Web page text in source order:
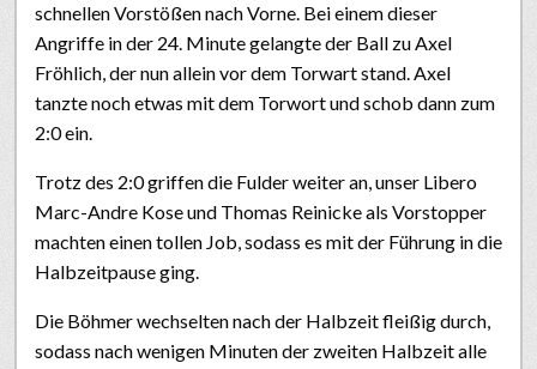
schnellen Vorstößen nach Vorne. Bei einem dieser
Angriffe in der 24. Minute gelangte der Ball zu Axel
Fröhlich, der nun allein vor dem Torwart stand. Axel
tanzte noch etwas mit dem Torwort und schob dann zum
2:0 ein.
Trotz des 2:0 griffen die Fulder weiter an, unser Libero
Marc-Andre Kose und Thomas Reinicke als Vorstopper
machten einen tollen Job, sodass es mit der Führung in die
Halbzeitpause ging.
Die Böhmer wechselten nach der Halbzeit fleißig durch,
sodass nach wenigen Minuten der zweiten Halbzeit alle